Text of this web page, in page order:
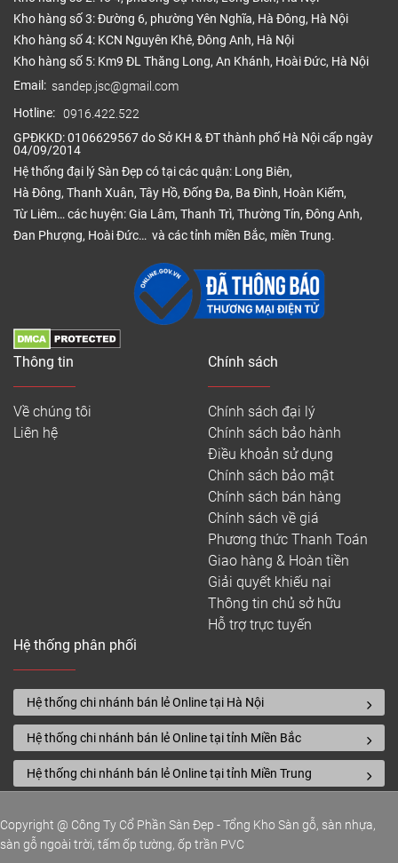
Kho hàng số 3: Đường 6, phường Yên Nghĩa, Hà Đông, Hà Nội
Kho hàng số 4: KCN Nguyên Khê, Đông Anh, Hà Nội
Kho hàng số 5: Km9 ĐL Thăng Long, An Khánh, Hoài Đức, Hà Nội
Email: sandep.jsc@gmail.com
Hotline: 0916.422.522
GPĐKKD: 0106629567 do Sở KH & ĐT thành phố Hà Nội cấp ngày
04/09/2014
Hệ thống đại lý Sàn Đẹp có tại các quận: Long Biên,
Hà Đông, Thanh Xuân, Tây Hồ, Đống Đa, Ba Đình, Hoàn Kiếm,
Từ Liêm… các huyện: Gia Lâm, Thanh Trì, Thường Tín, Đông Anh,
Đan Phượng, Hoài Đức… và các tỉnh miền Bắc, miền Trung.
Thông tin
Về chúng tôi
Liên hệ
Chính sách
Chính sách đại lý
Chính sách bảo hành
Điều khoản sử dụng
Chính sách bảo mật
Chính sách bán hàng
Chính sách về giá
Phương thức Thanh Toán
Giao hàng & Hoàn tiền
Giải quyết khiếu nại
Thông tin chủ sở hữu
Hỗ trợ trực tuyến
Hệ thống phân phối
Hệ thống chi nhánh bán lẻ Online tại Hà Nội
Hệ thống chi nhánh bán lẻ Online tại tỉnh Miền Bắc
Hệ thống chi nhánh bán lẻ Online tại tỉnh Miền Trung
Copyright @ Công Ty Cổ Phần Sàn Đẹp - Tổng Kho Sàn gỗ, sàn nhựa,
sàn gỗ ngoài trời, tấm ốp tường, ốp trần PVC